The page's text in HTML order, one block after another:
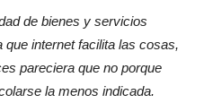
moda
de bienes y servicios
internet facilita las cosas,
pareciera que no porque
la menos indicada.